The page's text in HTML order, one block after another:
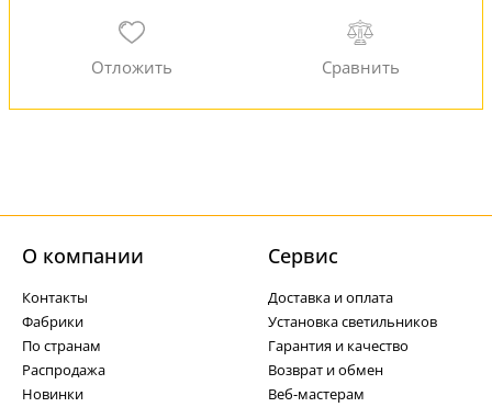
О компании
Контакты
Фабрики
По странам
Распродажа
Новинки
Cервис
Доставка и оплата
Установка светильников
Гарантия и качество
Возврат и обмен
Веб-мастерам